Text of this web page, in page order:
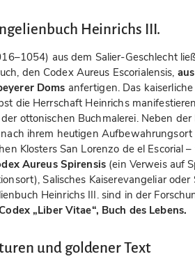
Heinrichs III.
aus dem Salier-Geschlecht
den Codex Aureus Escorialensis,
Doms anfertigen. Das
die Herrschaft Heinrichs
ottonischen Buchmalerei. Neben
nach ihrem heutigen
Klosters San Lorenzo de el Escorial
Aureus Spirensis (ein Verweis auf
Salisches Kaiserevangeliar oder
Heinrichs III. sind in der
„Liber Vitae“, Buch des Lebens.
und goldener Text